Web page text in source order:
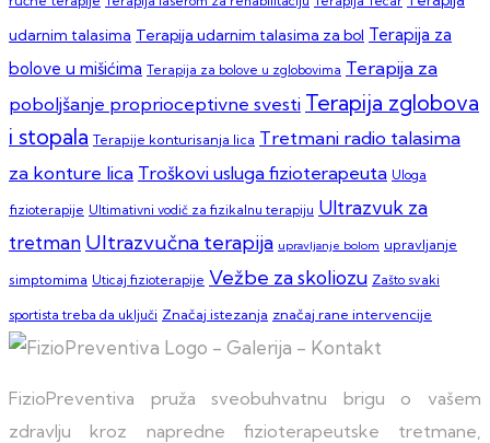
udarnim talasima Terapija udarnim talasima za bol Terapija za
bolove u mišićima Terapija za bolove u zglobovima Terapija za
poboljšanje proprioceptivne svesti Terapija zglobova
i stopala Terapije konturisanja lica Tretmani radio talasima
za konture lica Troškovi usluga fizioterapeuta Uloga
fizioterapije Ultimativni vodič za fizikalnu terapiju Ultrazvuk za
tretman Ultrazvučna terapija upravljanje bolom upravljanje
simptomima Uticaj fizioterapije Vežbe za skoliozu Zašto svaki
sportista treba da uključi Značaj istezanja značaj rane intervencije
FizioPreventiva pruža sveobuhvatnu brigu o vašem
zdravlju kroz napredne fizioterapeutske tretmane,